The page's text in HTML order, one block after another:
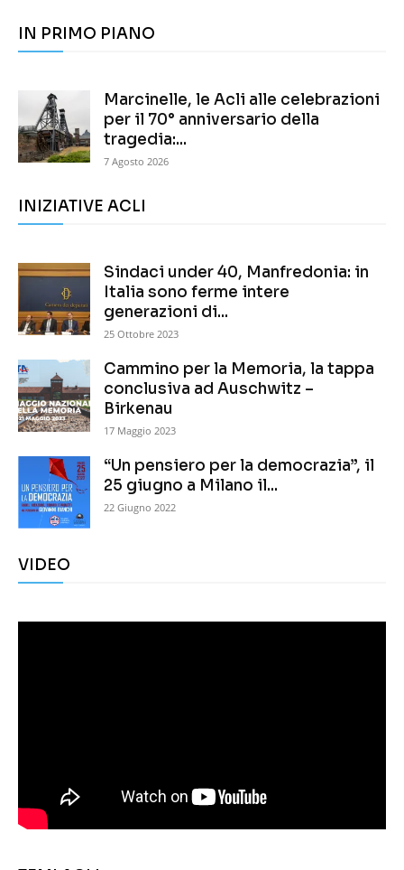
IN PRIMO PIANO
Marcinelle, le Acli alle celebrazioni
per il 70° anniversario della
tragedia:...
7 Agosto 2026
INIZIATIVE ACLI
Sindaci under 40, Manfredonia: in
Italia sono ferme intere
generazioni di...
25 Ottobre 2023
Cammino per la Memoria, la tappa
conclusiva ad Auschwitz –
Birkenau
17 Maggio 2023
“Un pensiero per la democrazia”, il
25 giugno a Milano il...
22 Giugno 2022
VIDEO